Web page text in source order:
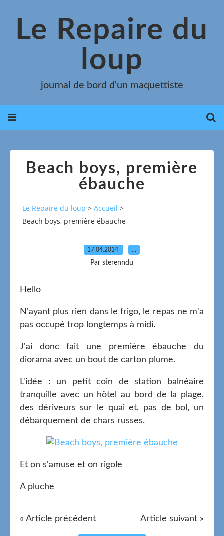
Le Repaire du
loup
journal de bord d'un maquettiste
Beach boys, première
ébauche
Le Repaire du loup > Accueil >
Beach boys, première ébauche
17.04.2014 …
Par sterenndu
Hello
N'ayant plus rien dans le frigo, le repas ne m'a
pas occupé trop longtemps à midi.
J'ai donc fait une première ébauche du
diorama avec un bout de carton plume.
L'idée : un petit coin de station balnéaire
tranquille avec un hôtel au bord de la plage,
des dériveurs sur le quai et, pas de bol, un
débarquement de chars russes.
Et on s'amuse et on rigole
A pluche
« Article précédent Article suivant »